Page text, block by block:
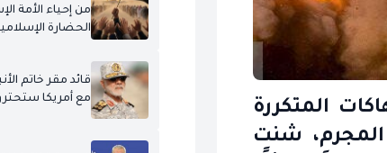
المتكررة
المجرم، شنت
من إحياء الأمة
الحضارة
قائد مقر خاتم
مع أمريكا